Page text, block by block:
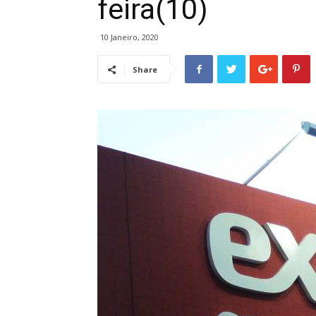
feira(10)
10 Janeiro, 2020
Share